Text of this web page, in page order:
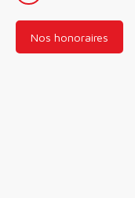
Nos honoraires